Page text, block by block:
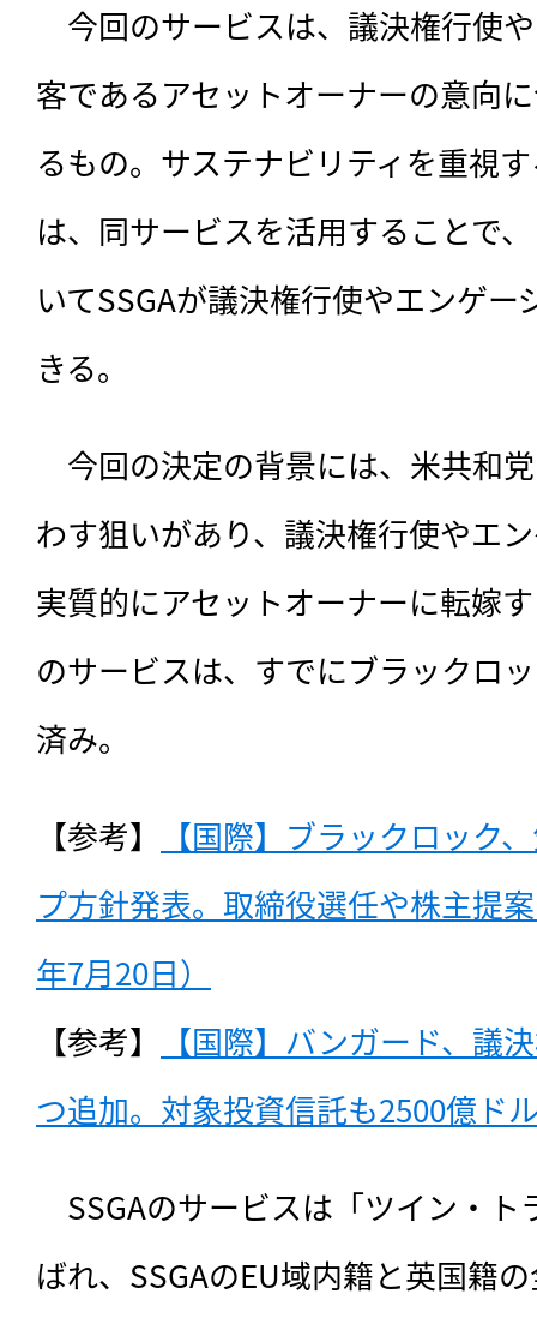
今回のサービスは、 議決権行使
客であるアセットオーナーの意向
るもの。サステナビリティを重視
は、同サービスを活用することで
いてSSGAが議決権行使やエンゲ
きる。
今回の決定の背景には、米共和
わす狙いがあり、議決権行使やエ
実質的にアセットオーナーに転嫁
のサービスは、すでにブラックロ
済み。
【参考】
【国際】ブラックロック
プ方針発表。取締役選任や株主提
年7月20日）
【参考】
【国際】バンガード、議
つ追加。対象投資信託も2500億ド
SSGAのサービスは「ツイン・ト
ばれ、SSGAのEU域内籍と英国籍